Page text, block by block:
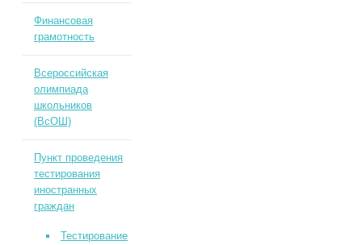
Финансовая
грамотность
Всероссийская
олимпиада
школьников
(ВсОШ)
Пункт проведения
тестирования
иностранных
граждан
Тестирование